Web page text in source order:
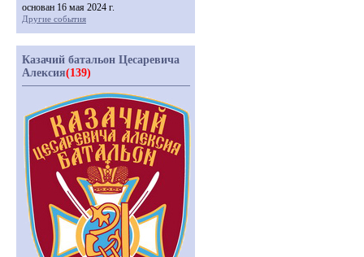
основан 16 мая 2024 г.
Другие события
Казачий батальон Цесаревича
Алексия(139)